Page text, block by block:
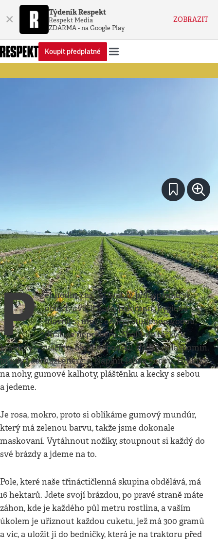
× Týdeník Respekt
Respekt Media
ZDARMA - na Google Play
ZOBRAZIT
Koupit předplatné
V polích s cuketou
Bára Molnárová
P
ět hodin, čas vstávat. V polospánku se
obléct, uvařit kafe, pak ranní hygiena –
hlavně si umýt obličej studenou vodou,
jinak se neproberu. Sbalit do tašky
krabičky – svačinu, oběd a spoustu sladkých laskomin,
to když dochází energie. Naplnit lahve vodou. Holínky
na nohy, gumové kalhoty, pláštěnku a kecky s sebou
a jedeme.
Je rosa, mokro, proto si oblíkáme gumový mundúr,
který má zelenou barvu, takže jsme dokonale
maskovaní. Vytáhnout nožíky, stoupnout si každý do
své brázdy a jdeme na to.
Pole, které naše třináctičlenná skupina obdělává, má
16 hektarů. Jdete svojí brázdou, po pravé straně máte
záhon, kde je každého půl metru rostlina, a vaším
úkolem je uříznout každou cuketu, jež má 300 gramů
a víc, a uložit ji do bedničky, která je na traktoru před